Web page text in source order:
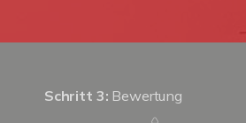
Schritt 3: Bewertung